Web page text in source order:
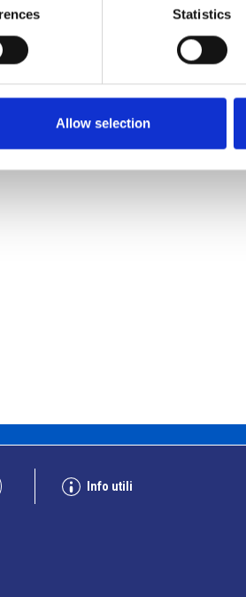
Statistics
Allow selection
Info utili